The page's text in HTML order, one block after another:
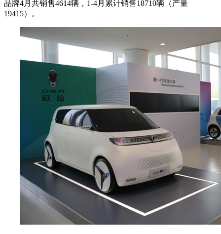
品牌4月共销售4614辆，1-4月累计销售18710辆（产量
19415）。